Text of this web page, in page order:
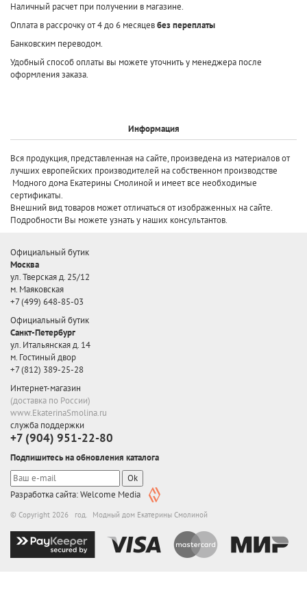
Наличный расчет при получении в магазине.
Оплата в рассрочку от 4 до 6 месяцевбез переплаты
Банковским переводом.
Удобный способ оплаты вы можете уточнить у менеджера после
оформления заказа.
Информация
Вся продукция, представленная на сайте, произведена из материалов от
лучших европейских производителей на собственном производстве
Модного дома Екатерины Смолиной и имеет все необходимые
сертификаты.
Внешний вид товаров может отличаться от изображенных на сайте.
Подробности Вы можете узнать у наших консультантов.
Официальный бутик
Москва
ул. Тверская д. 25/12
м. Маяковская
+7 (499) 648-85-03
Официальный бутик
Санкт-Петербург
ул. Итальянская д. 14
м. Гостиный двор
+7 (812) 389-25-28
Интернет-магазин
(доставка по России)
www.EkaterinaSmolina.ru
служба поддержки
+7 (904) 951-22-80
Подпишитесь на обновления каталога
Ok
Разработка сайта: Welcome Media
© Copyright 2026 год. Модный дом Екатерины Смолиной